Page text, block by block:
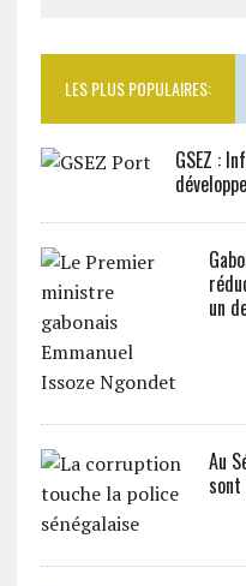
LES PLUS POPULAIRES:
GSEZ :
un
Au
sont